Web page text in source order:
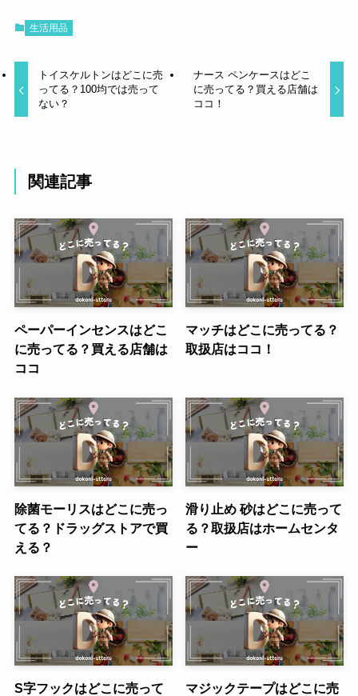
生活用品
トイスケルトンはどこに売
ってる？100均では売って
ない？
ナース ペンケースはどこ
に売ってる？買える店舗は
ココ！
関連記事
ペーパーインセンスはどこ
に売ってる？買える店舗は
ココ
マッチはどこに売ってる？
取扱店はココ！
除菌モーリスはどこに売っ
てる？ドラッグストアで買
える？
滑り止め 砂はどこに売って
る？取扱店はホームセンタ
ー
S字フックはどこに売って
マジックテープはどこに売